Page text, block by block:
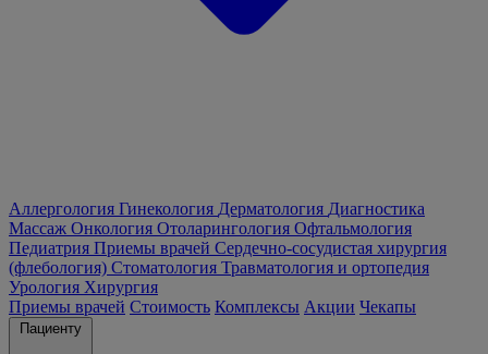
Аллергология Гинекология Дерматология Диагностика
Массаж Онкология Отоларингология Офтальмология
Педиатрия Приемы врачей Сердечно-сосудистая хирургия
(флебология) Стоматология Травматология и ортопедия
Урология Хирургия
Приемы врачей Стоимость Комплексы Акции Чекапы
Пациенту